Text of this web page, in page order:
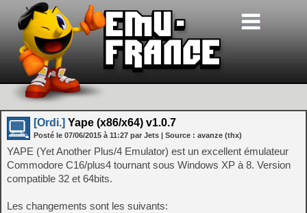
[Ordi.] Yape (x86/x64) v1.0.7
Posté le 07/06/2015 à 11:27 par Jets | Source : avanze (thx)
YAPE (Yet Another Plus/4 Emulator) est un excellent émulateur
Commodore C16/plus4 tournant sous Windows XP à 8. Version
compatible 32 et 64bits.
Les changements sont les suivants: